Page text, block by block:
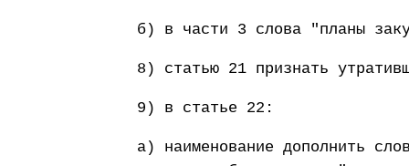
б) в части 3 слова "планы
8) статью 21 признать
9) в статье 22:
а) наименование дополнить